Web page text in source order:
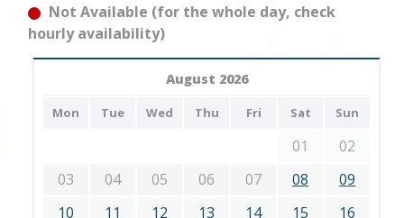
Not Available (for the whole day, check
hourly availability)
August 2026
Mon Tue Wed Thu Fri Sat Sun
01
02
03
04 05 06 07 08
09
10
11 12 13 14 15
16